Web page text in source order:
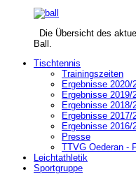
Die Übersicht des
Ball.
Tischtennis
Trainingszeiten
Ergebnisse 2020/
Ergebnisse 2019/
Ergebnisse 2018/
Ergebnisse 2017/
Ergebnisse 2016/
Presse
TTVG Oederan -
Leichtathletik
Sportgruppe